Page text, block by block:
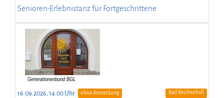
Senioren-Erlebnistanz für Fortgeschrittene
16.09.2026, 14:00 Uhr ohne Anmeldung Bad Reichenhall